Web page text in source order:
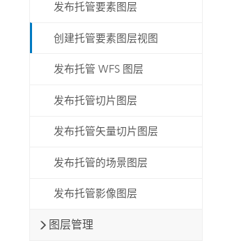
发布托管要素图层
创建托管要素图层视图
发布托管 WFS 图层
发布托管切片图层
发布托管矢量切片图层
发布托管的场景图层
发布托管影像图层
图层管理